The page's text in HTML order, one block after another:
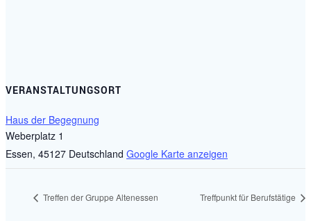
VERANSTALTUNGSORT
Haus der Begegnung
Weberplatz 1
Essen, 45127 Deutschland Google Karte anzeigen
Treffen der Gruppe Altenessen Treffpunkt für Berufstätige